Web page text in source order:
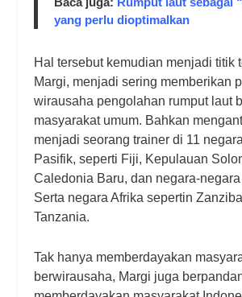
yang perlu dioptimalkan
Hal tersebut kemudian menjadi titik
Margi, menjadi sering memberikan
wirausaha pengolahan rumput laut
masyarakat umum. Bahkan
menjadi seorangtrainer di 11
Pasifik, seperti Fiji, Kepulauan
Caledonia Baru, dan negara-
Serta negara Afrika sepertin
Tanzania.
Tak hanya memberdayakan
berwirausaha, Margi juga